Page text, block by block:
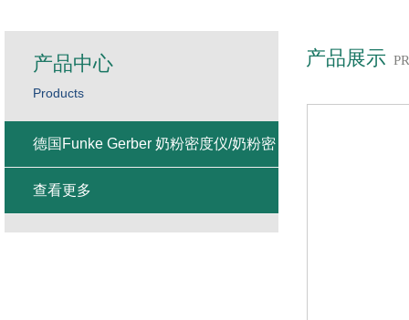
产品展示
产品中心
Products
德国Funke Gerber 奶粉密度仪/奶粉密
度计
查看更多